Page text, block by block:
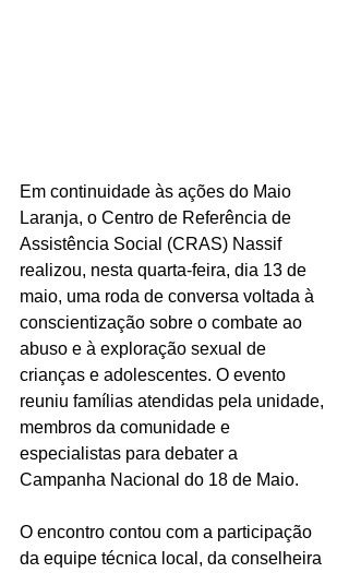
Em continuidade às ações do Maio
Laranja, o Centro de Referência de
Assistência Social (CRAS) Nassif
realizou, nesta quarta-feira, dia 13 de
maio, uma roda de conversa voltada à
conscientização sobre o combate ao
abuso e à exploração sexual de
crianças e adolescentes. O evento
reuniu famílias atendidas pela unidade,
membros da comunidade e
especialistas para debater a
Campanha Nacional do 18 de Maio.
O encontro contou com a participação
da equipe técnica local, da conselheira